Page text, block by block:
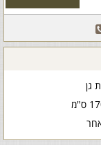
גן